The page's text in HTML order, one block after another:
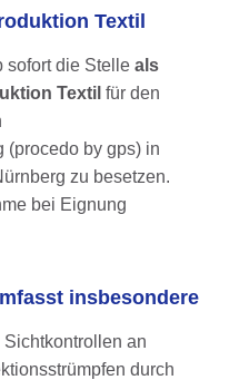
Textil
sofort die Stelle als
Textil für den
(procedo by gps) in
zu besetzen.
bei Eignung
insbesondere
an
durch